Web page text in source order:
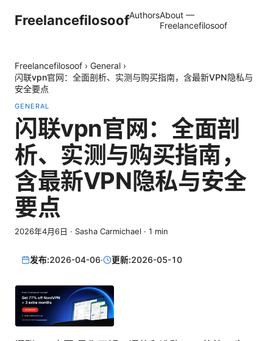
FreelancefilosoofAuthorsAbout —
Freelancefilosoof
Freelancefilosoof › General ›
闪联vpn官网：全面剖析、实测与购买指南，含最新VPN隐私与
安全要点
GENERAL
闪联vpn官网：全面剖
析、实测与购买指南，
含最新VPN隐私与安全
要点
2026年4月6日 · Sasha Carmichael · 1 min
发布:2026-04-06· 更新:2026-05-10